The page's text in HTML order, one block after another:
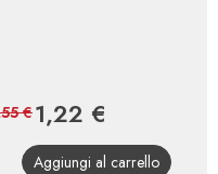
Prezzo
1,22 €
base
€
Aggiungi al carrello